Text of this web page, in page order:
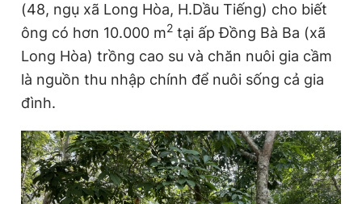
Hotline
0906 645 777
Liên hệ quảng cáo
0908 780 404
Đặt báo
Phó tổng biên tập thường trực: Hải Thành
Phó tổng biên tập: Lâm Hiếu Dũng
Phó tổng biên tập: Trần Việt Hưng
Tổng thư ký tòa soạn: Đức Trung
(48, ngụ xã Long Hòa, H.Dầu Tiếng) cho biết
ông có hơn 10.000 m2 tại ấp Đồng Bà Ba (xã
Long Hòa) trồng cao su và chăn nuôi gia cầm
là nguồn thu nhập chính để nuôi sống cả gia
đình.